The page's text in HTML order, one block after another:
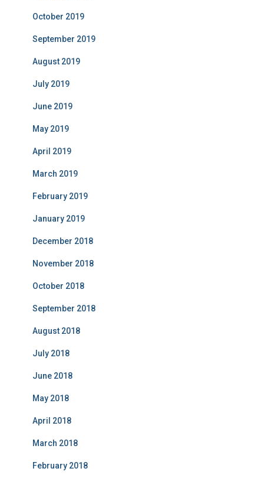
October 2019
September 2019
August 2019
July 2019
June 2019
May 2019
April 2019
March 2019
February 2019
January 2019
December 2018
November 2018
October 2018
September 2018
August 2018
July 2018
June 2018
May 2018
April 2018
March 2018
February 2018